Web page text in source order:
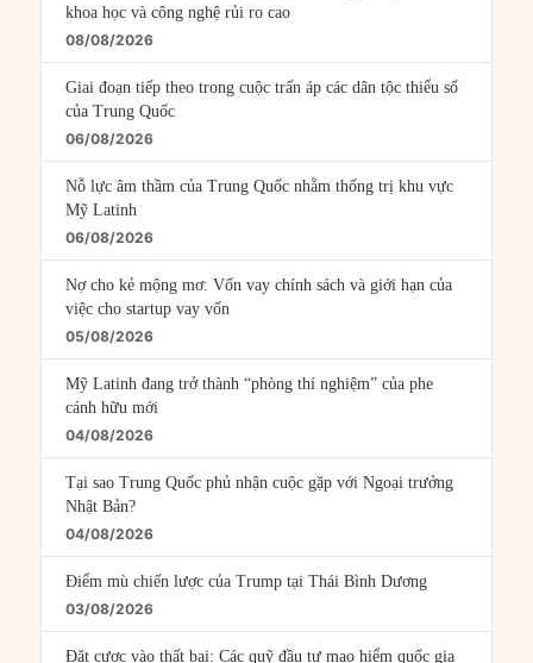
khoa học và công nghệ rủi ro cao
08/08/2026
Giai đoạn tiếp theo trong cuộc trấn áp các dân tộc thiểu số
của Trung Quốc
06/08/2026
Nỗ lực âm thầm của Trung Quốc nhằm thống trị khu vực
Mỹ Latinh
06/08/2026
Nợ cho kẻ mộng mơ: Vốn vay chính sách và giới hạn của
việc cho startup vay vốn
05/08/2026
Mỹ Latinh đang trở thành “phòng thí nghiệm” của phe
cánh hữu mới
04/08/2026
Tại sao Trung Quốc phủ nhận cuộc gặp với Ngoại trưởng
Nhật Bản?
04/08/2026
Điểm mù chiến lược của Trump tại Thái Bình Dương
03/08/2026
Đặt cược vào thất bại: Các quỹ đầu tư mạo hiểm quốc gia